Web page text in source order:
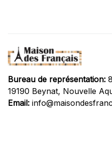
Bureau de représentation:
19190 Beynat, Nouvelle
Email: